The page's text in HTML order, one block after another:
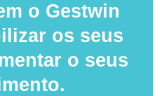
o Gestwin
os seus
o seus